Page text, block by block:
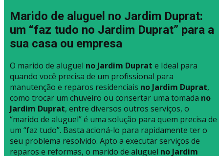
Marido de aluguel no Jardim Duprat:
um “faz tudo no Jardim Duprat” para a
sua casa ou empresa
O marido de aluguel no Jardim Duprat e Ideal para
quando você precisa de um profissional para
manutenção e reparos residenciais no Jardim Duprat,
como trocar um chuveiro ou consertar uma tomada no
Jardim Duprat, entre diversos outros serviços, o
“marido de aluguel” é uma solução para quem precisa de
um “faz tudo”. Basta acioná-lo para rapidamente ter o
seu problema resolvido. Apto a executar serviços de
reparos e reformas, o marido de aluguel no Jardim